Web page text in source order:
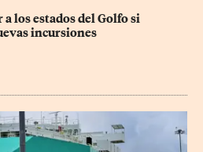
los estados del Golfo si
incursiones